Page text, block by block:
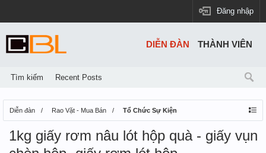
Đăng nhập
Diễn đàn Rao Vặt - Mua Bán Tổ Chức Sự Kiện
1kg giấy rơm nâu lót hộp quà - giấy vụn
DIỄN ĐÀN
Tìm kiếm Recent Posts
THÀNH VIÊN